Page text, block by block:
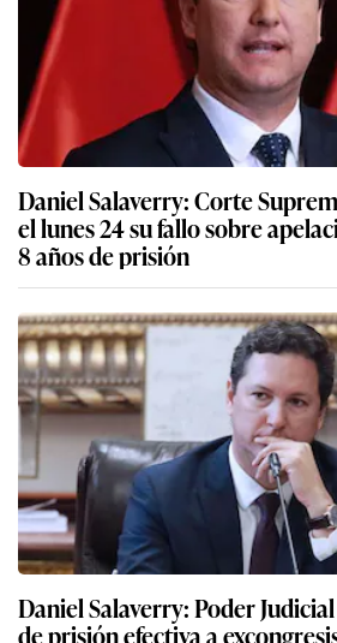
Daniel Salaverry: Corte
el lunes 24 su fallo sobre
8 años de prisión
Daniel Salaverry: Poder
de prisión efectiva a